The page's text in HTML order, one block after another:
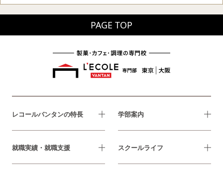
PAGE TOP
レコールバンタンの特長 学部案内
就職実績・就職支援 スクールライフ